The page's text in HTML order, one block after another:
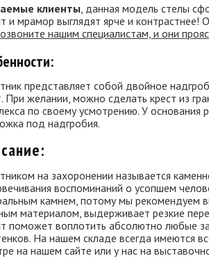
клиенты , данная модель стелы
и мрамор выглядят ярче и контрастнее!
нашим специалистам, и они
представляет собой двойное
При желании, можно сделать крест из
по своему усмотрению. У основания
под надгробия.
на захоронении называется
воспоминаний о усопшем
камнем, потому мы рекомендуем
материалом, выдерживает резкие
поможет воплотить абсолютно любые
На нашем складе всегда имеются
на нашем сайте или у нас на